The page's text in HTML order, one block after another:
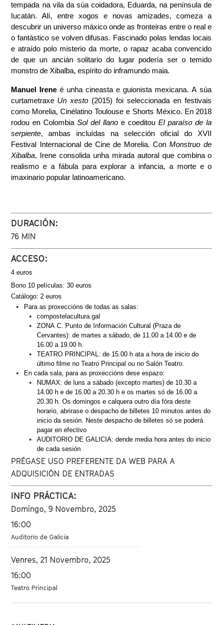
tempada na vila da súa coidadora, Eduarda, na península de
Iucatán. Alí, entre xogos e novas amizades, comeza a
descubrir un universo máxico onde as fronteiras entre o real e
o fantástico se volven difusas. Fascinado polas lendas locais
e atraído polo misterio da morte, o rapaz acaba convencido
de que un ancián solitario do lugar podería ser o temido
monstro de Xibalba, espírito do inframundo maia.
Manuel Irene é unha cineasta e guionista mexicana. A súa
curtametraxe Un xesto (2015) foi seleccionada en festivais
como Morelia, Cinélatino Toulouse e Shorts México. En 2018
rodou en Colombia Sol del llano e coeditou El paraíso de la
serpiente, ambas incluídas na selección oficial do XVII
Festival Internacional de Cine de Morelia. Con Monstruo de
Xibalba, Irene consolida unha mirada autoral que combina o
realismo e a fábula para explorar a infancia, a morte e o
imaxinario popular latinoamericano.
DURACIÓN:
76 MIN
ACCESO:
4 euros
Bono 10 películas: 30 euros
Catálogo: 2 euros
Para as proxeccións de todas as salas:
compostelacultura.gal
ZONA C. Punto de Información Cultural (Praza de
Cervantes): de martes a sábado, de 11.00 a 14.00 e de
16.00 a 19.00 h.
TEATRO PRINCIPAL: de 15.00 h ata a hora de inicio do
último filme no Teatro Principal ou no Salón Teatro.
En cada sala, para as proxeccións dese espazo:
NUMAX: de luns a sábado (excepto martes) de 10.30 a
14.00 h e de 16.00 a 20.30 h e os martes só de 16.00 a
20.30 h. Os domingos e calquera outro día fóra deste
horario, abrirase o despacho de billetes 10 minutos antes do
inicio da sesión. Neste despacho de billetes só se poderá
pagar en efectivo
AUDITORIO DE GALICIA: dende media hora antes do inicio
de cada sesión
PRÉGASE USO PREFERENTE DA WEB PARA A
ADQUISICIÓN DE ENTRADAS
INFO PRÁCTICA:
Domingo, 9 Novembro, 2025
16:00
Auditorio de Galicia
Venres, 21 Novembro, 2025
16:00
Teatro Principal